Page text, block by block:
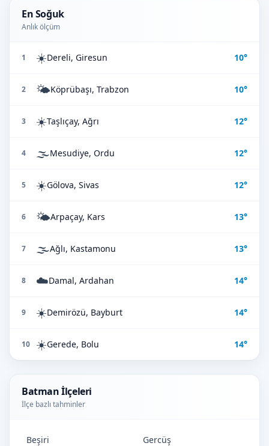
En Soğuk
Anlık ölçüm
1 ☀️Dereli, Giresun 10°
2 🌤️Köprübaşı, Trabzon 10°
3 ☀️Taşlıçay, Ağrı 12°
4 🌫️Mesudiye, Ordu 12°
5 ☀️Gölova, Sivas 12°
6 🌤️Arpaçay, Kars 13°
7 🌫️Ağlı, Kastamonu 13°
8 ☁️Damal, Ardahan 14°
9 ☀️Demirözü, Bayburt 14°
10 ☀️Gerede, Bolu 14°
Batman İlçeleri
İlçe bazlı tahminler
Beşiri Gercüş